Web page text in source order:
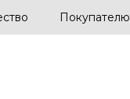
Покупателю